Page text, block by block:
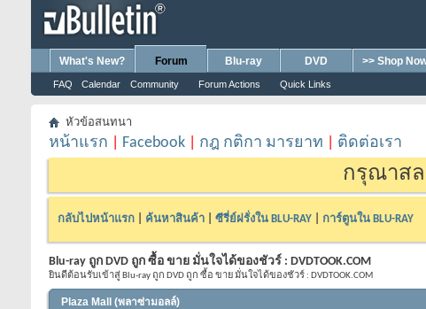
What's New? Forum
FAQ Calendar Community Forum Actions Quick Links
Blu-ray DVD >> Shop
หัวข้อสนทนา
หน้าแรก Facebook กฎ กติกา มารยาท ติดต่อเรา
กรุณาสล
กลับไปหน้าแรก ค้นหาสินค้า ซีรี่ย์ฝรั่งใน BLU-RAY การ์ตูนใน BLU-RAY
Blu-ray ถูก DVD ถูก ซื้อ ขาย มั่นใจได้ของชัวร์ : DVDTOOK.COM
ยินดีต้อนรับเข้าสู่ Blu-ray ถูก DVD ถูก ซื้อ ขาย มั่นใจได้ของชัวร์ : DVDTOOK.COM
Plaza Mall (พลาซ่ามอลล์)